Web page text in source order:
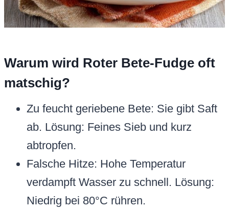
Warum wird Roter Bete-Fudge oft
matschig?
Zu feucht geriebene Bete: Sie gibt Saft
ab. Lösung: Feines Sieb und kurz
abtropfen.
Falsche Hitze: Hohe Temperatur
verdampft Wasser zu schnell. Lösung:
Niedrig bei 80°C rühren.